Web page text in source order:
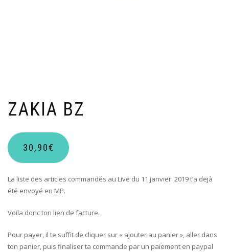
ZAKIA BZ
30,90€
La liste des articles commandés au Live du 11 janvier 2019 t’a dejà
été envoyé en MP.
Voila donc ton lien de facture.
Pour payer, il te suffit de cliquer sur « ajouter au panier », aller dans
ton panier, puis finaliser ta commande par un paiement en paypal